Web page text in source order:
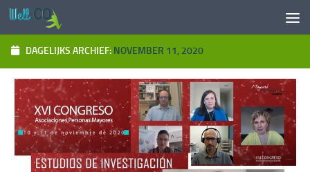
Doorgaan naar inhoud
DAGELIJKS ARCHIEF: NOVEMBER 11, 2020